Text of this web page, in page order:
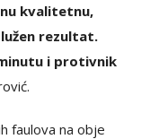
kvalitetnu,
rezultat.
i protivnik
faulova na obje